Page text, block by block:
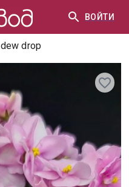
ВОЙТИ
drop